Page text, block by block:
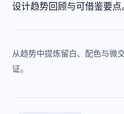
设计趋势回顾与可借鉴要点
从趋势中提炼留白、配色与微
证。